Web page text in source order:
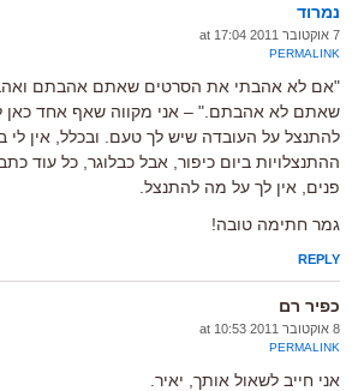
נמרוד
7 אוקטובר 2011 at 17:04
PERMALINK
"אם לא אהבתי את הסרטים שאתם אהבתם
שאתם לא אהבתם." – אני מקווה שאף אחד כאן
להתנצל על העובדה שיש לך טעם. ובכלל, אין לי
ההתנצלויות ביום כיפור, אבל כבלוגר, כל עוד
פנים, אין לך על מה להתנצל.
גמר חתימה טובה!
REPLY
כפיר רם
8 אוקטובר 2011 at 10:53
PERMALINK
אני חייב לשאול אותך, יאיר.